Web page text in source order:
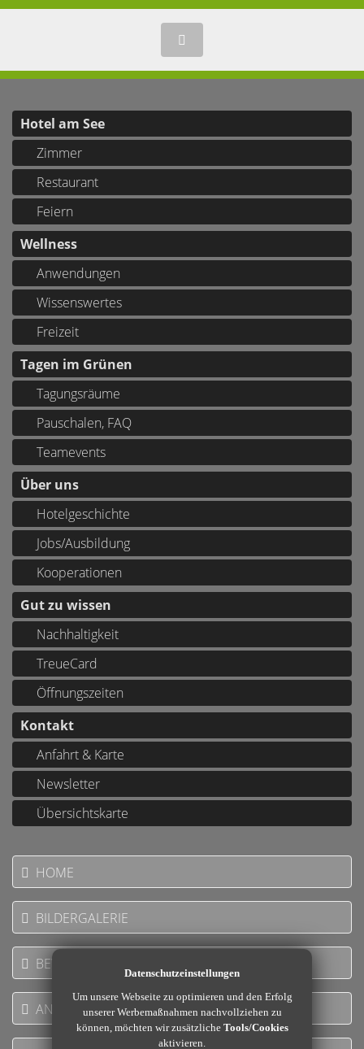
Hotel am See
Zimmer
Restaurant
Feiern
Wellness
Anwendungen
Wissenswertes
Freizeit
Tagen im Grünen
Tagungsräume
Pauschalen, FAQ
Teamevents
Über uns
Hotelgeschichte
Jobs/Ausbildung
Kooperationen
Gut zu wissen
Nachhaltigkeit
TreueCard
Öffnungszeiten
Kontakt
Anfahrt & Karte
Newsletter
Übersichtskarte
HOME
BILDERGALERIE
BEWERTUNGEN
ANGEBOTE
Datenschutzeinstellungen
Um unsere Webseite zu optimieren und den Erfolg
unserer Werbemaßnahmen nachvollziehen zu
können, möchten wir zusätzliche Tools/Cookies
aktivieren.